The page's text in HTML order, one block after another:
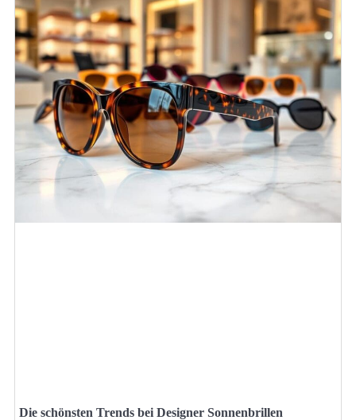
Die schönsten Trends bei Designer Sonnenbrillen